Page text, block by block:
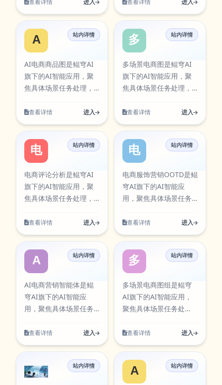
效率，减少重复操作带
来的时间成本。当前条
目已在本站AI工具卡片
口：
https://aiapps.kunqiongai.com/multi-
scene-ecommerce。
办公、内容创作、学习
研究与团队协作等多类
任务。在使用过程中可
方式，帮助你在保证结
果质量的同时提升执行
效率，减少重复操作带
目已在本站AI工具卡片
中同步展示，访问入
口：
https://
像处理，支持元素生
化。该工具可通过官方
入口快速访问，并提供
对应图标资源，便于在
工具库中检索与使用。
电商组图围绕实际使用
到结果的完整流程，适
作、学习研究与团队协
作等多类任务。在使用
过程中可按需求调整参
在保证结果质量的同时
提升执行效率，减少重
复操作带来的时间成
AI工具卡片中同步展
示，访问入口：
https://aiapps.kunqiongai.com/#17。
查看详情 进入
与运营场景，支持创意
分析。该工具可通过官
方入口快速访问，并提
供对应图标资源，便于
在工具库中检索与使
用。 电商服饰营销
设计，支持从输入到结
常办公、内容创作、学
习研究与团队协作等多
类任务。在使用过程中
出方式，帮助你在保证
结果质量的同时提升执
行效率，减少重复操作
条目已在本站AI工具卡
片中同步展示，访问入
口：
https://
查看详情 进入
AI电商商品图
站内详情
AI电商商品图是鲲穹AI
旗下的AI智能应用，聚
焦具体场景任务处理，
流程。面向视觉创作与
图像处理，支持元素生
化。该工具可通过官方
入口快速访问，并提供
对应图标资源，便于在
工具库中检索与使用。
AI电商商品图围绕实际
输入到结果的完整流
容创作、学习研究与团
队协作等多类任务。在
使用过程中可按需求调
助你在保证结果质量的
同时提升执行效率，减
少重复操作带来的时间
站AI工具卡片中同步展
示，访问入口：
https://aiapps.kunqiongai.com/#1060。
查看详情 进入
多场景电商图
站内详情
多场景电商图是鲲穹AI
旗下的AI智能应用，聚
焦具体场景任务处理，
流程。面向视觉创作与
图像处理，支持元素生
化。该工具可通过官方
入口快速访问，并提供
对应图标资源，便于在
工具库中检索与使用。
多场景电商图围绕实际
输入到结果的完整流
容创作、学习研究与团
队协作等多类任务。在
使用过程中可按需求调
助你在保证结果质量的
同时提升执行效率，减
少重复操作带来的时间
站AI工具卡片中同步展
示，访问入口：
https://
查看详情 进入
电商评论分析
站内详情
电商评论分析是鲲穹AI
旗下的AI智能应用，聚
焦具体场景任务处理，
流程。支持多步骤内容
生成与结果优化，可用
与效率提升。该工具可
通过官方入口快速访
问，并提供对应图标资
源，便于在工具库中检
索与使用。 电商评论分
计，支持从输入到结果
办公、内容创作、学习
研究与团队协作等多类
任务。在使用过程中可
查看详情 进入
电商服饰营销
站内详情
电商服饰营销OOTD是鲲
穹AI旗下的AI智能应
用，聚焦具体场景任务
到输出流程。面向营销
与运营场景，支持创意
分析。该工具可通过官
方入口快速访问，并提
供对应图标资源，便于
在工具库中检索与使
用。 电商服饰营销
设计，支持从输入到结
常办公、内容创作、学
习研究与团队协作等多
类任务。在使用过程中
查看详情 进入
AI电商营销智能体
站内详情
AI电商营销智能体是鲲
穹AI旗下的AI智能应
用，聚焦具体场景任务
到输出流程。面向营销
与运营场景，支持创意
分析。该工具可通过官
方入口快速访问，并提
查看详情 进入
多场景电商图组
站内详情
多场景电商图组是鲲穹
AI旗下的AI智能应用，
聚焦具体场景任务处
输出流程。面向视觉创
作与图像处理，支持元
材优化。该工具可通过
官方入口快速访问，并
查看详情 进入
电商组图
站内详情
AI文生图
站内详情